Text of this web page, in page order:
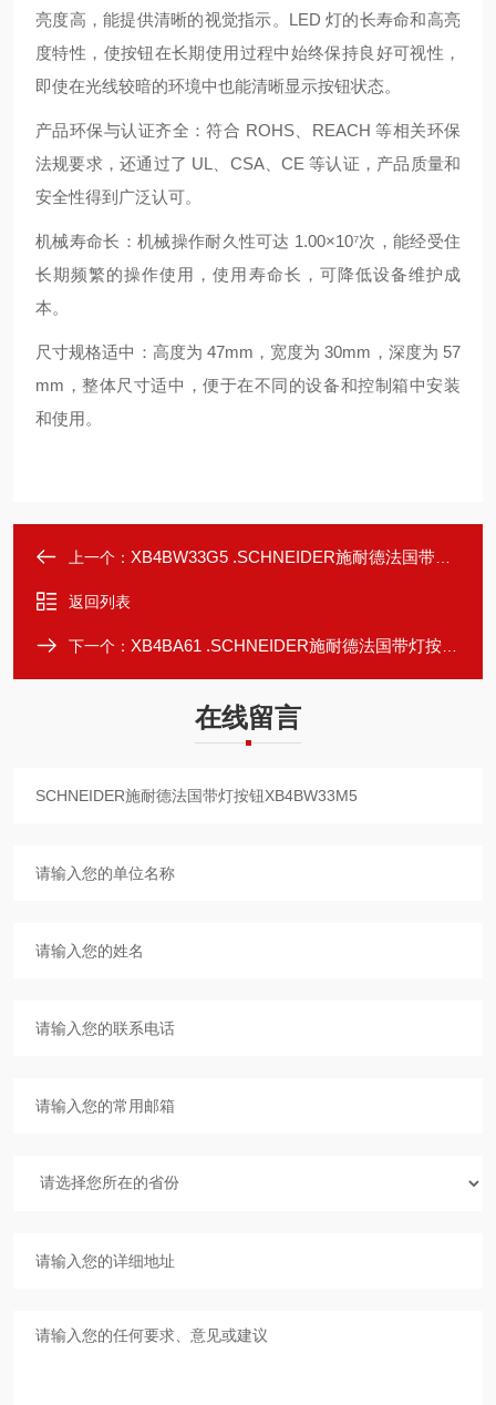
亮度高，能提供清晰的视觉指示。LED 灯的长寿命和高亮
度特性，使按钮在长期使用过程中始终保持良好可视性，
即使在光线较暗的环境中也能清晰显示按钮状态。
产品环保与认证齐全：符合 ROHS、REACH 等相关环保
法规要求，还通过了 UL、CSA、CE 等认证，产品质量和
安全性得到广泛认可。
机械寿命长：机械操作耐久性可达 1.00×10⁷次，能经受住
长期频繁的操作使用，使用寿命长，可降低设备维护成
本。
尺寸规格适中：高度为 47mm，宽度为 30mm，深度为 57
mm，整体尺寸适中，便于在不同的设备和控制箱中安装
和使用。
上一个： XB4BW33G5 .SCHNEIDER施耐德法国带灯按钮XB4BW33G5
返回列表
下一个： XB4BA61 .SCHNEIDER施耐德法国带灯按钮XB4BA61
在线留言